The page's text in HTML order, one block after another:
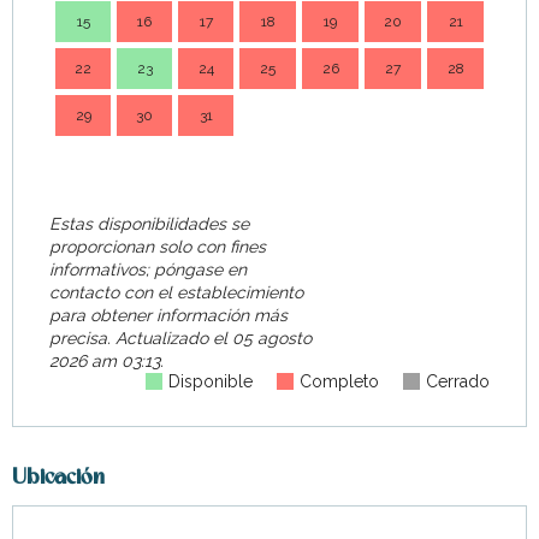
15 16 17 18 19 20 21
22 23 24 25 26 27 28
29 30 31
Estas disponibilidades se
proporcionan solo con fines
informativos; póngase en
contacto con el establecimiento
para obtener información más
precisa. Actualizado el05 agosto
2026 am 03:13.
Disponible
Completo Cerrado
Ubicación